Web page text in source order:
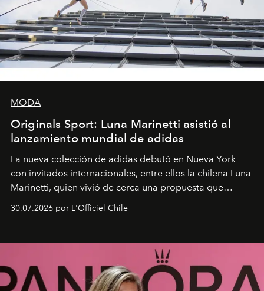
MODA
Originals Sport: Luna Marinetti asistió al
lanzamiento mundial de adidas
La nueva colección de adidas debutó en Nueva York
con invitados internacionales, entre ellos la chilena Luna
Marinetti, quien vivió de cerca una propuesta que
30.07.2026 por L'Officiel Chile